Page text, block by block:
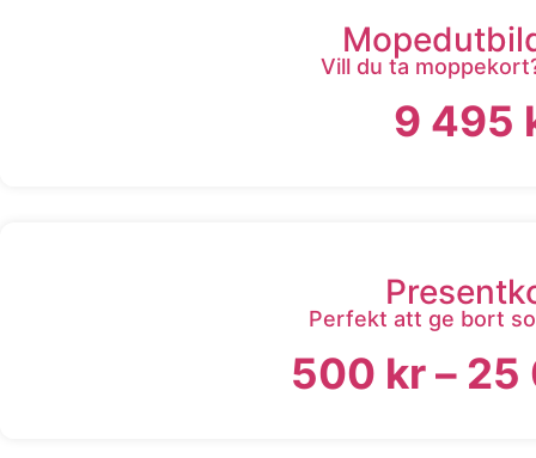
Vill du ta
9 495
Perfekt att ge bort
500 kr–